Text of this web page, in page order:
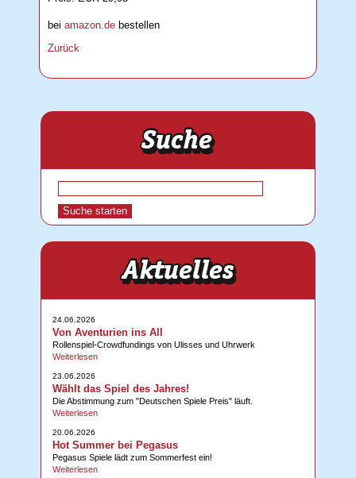
beiamazon.de bestellen
Zurück
24.06.2026
Von Aventurien ins All
Rollenspiel-Crowdfundings von Ulisses und Uhrwerk
Weiterlesen
23.06.2026
Wählt das Spiel des Jahres!
Die Abstimmung zum "Deutschen Spiele Preis" läuft.
Weiterlesen
20.06.2026
Hot Summer bei Pegasus
Pegasus Spiele lädt zum Sommerfest ein!
Weiterlesen